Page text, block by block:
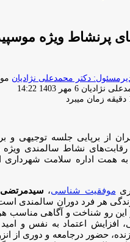
پرنشاط ویژه
نژادیان ارسال
ایمیل
6 مهر 1403 14:22
منطقه ۶ تهران از برپایی جلسه
رقابت‌های نشاط سالمندی ویژه
به همت اداره سلامت شهرداری
موفقیت شناسی، سیدمرتضی
هر فرد دوران سالمندی
این رو شناخت و آگاهی مناسب
اعتماد به نفس و امید
حضور درجامعه و دوری از